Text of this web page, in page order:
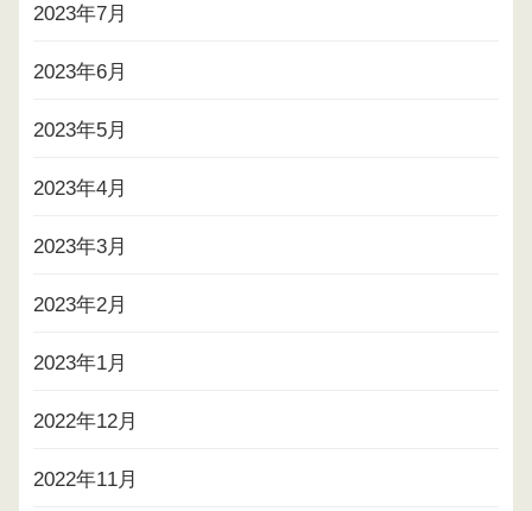
2023年7月
2023年6月
2023年5月
2023年4月
2023年3月
2023年2月
2023年1月
2022年12月
2022年11月